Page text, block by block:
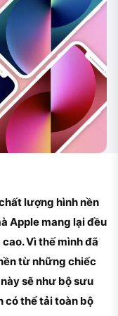
lượng hình nền
Apple mang lại đều
Vì thế mình đã
từ những chiếc
sẽ như bộ sưu
có thể tải toàn bộ